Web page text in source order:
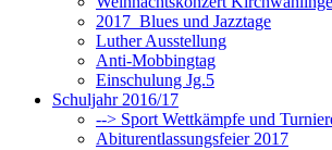
2017_Blues und Jazztage
Luther Ausstellung
Anti-Mobbingtag
Einschulung Jg.5
Schuljahr 2016/17
--> Sport Wettkämpfe und
Abiturentlassungsfeier 2017